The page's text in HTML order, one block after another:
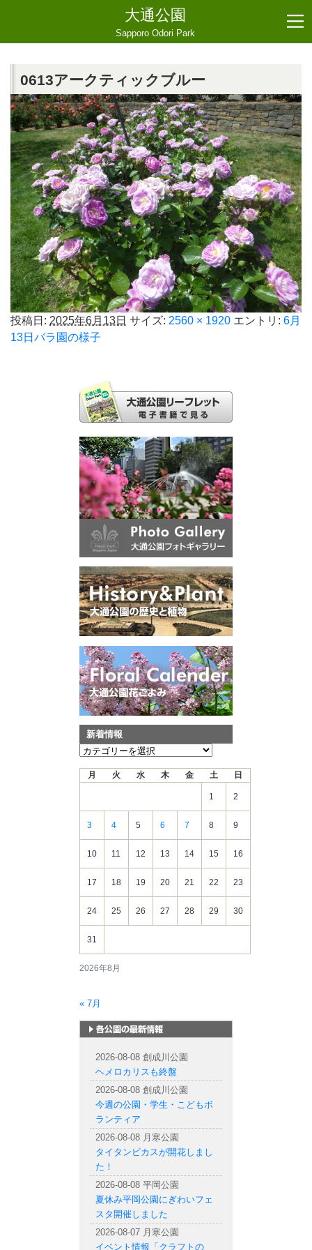
大通公園
Sapporo Odori Park
0613アークティックブルー
投稿日: 2025年6月13日 サイズ: 2560 × 1920 エントリ: 6月
13日バラ園の様子
新着情報
新
2026年8月
月 火 水 木 金 土 日
1 2
3 4 5 6 7 8 9
10 11 12 13 14 15 16
17 18 19 20 21 22 23
24 25 26 27 28 29 30
31
« 7月
2026-08-08 創成川公園
ヘメロカリスも終盤
2026-08-08 創成川公園
今週の公園・学生・こどもボ
ランティア
2026-08-08 月寒公園
タイタンビカスが開花しまし
た！
2026-08-08 平岡公園
夏休み平岡公園にぎわいフェ
スタ開催しました
2026-08-07 月寒公園
イベント情報「クラフトの